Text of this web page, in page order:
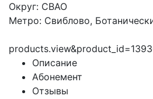
Округ: СВАО
Метро: Свиблово,
Описание
Абонемент
Отзывы